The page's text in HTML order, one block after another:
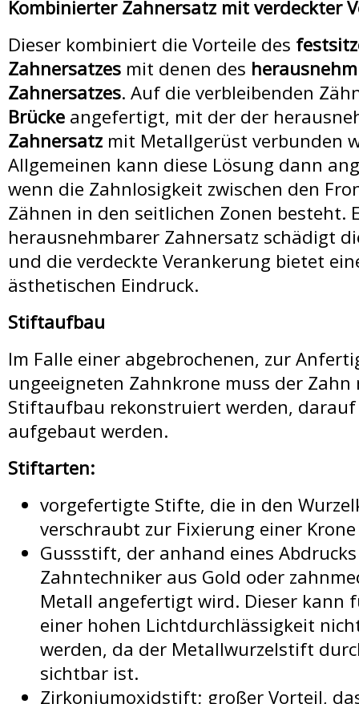
Kombinierter Zahnersatz mit verdeckter
Dieser kombiniert die Vorteile des
Zahnersatzes mit denen des
Zahnersatzes. Auf die verbleibenden
Brücke angefertigt, mit der der
Zahnersatz mit Metallgerüst verbunden
Allgemeinen kann diese Lösung dann
wenn die Zahnlosigkeit zwischen den
Zähnen in den seitlichen Zonen besteht.
herausnehmbarer Zahnersatz schädigt
und die verdeckte Verankerung bietet
ästhetischen Eindruck.
Stiftaufbau
Im Falle einer abgebrochenen, zur
ungeeigneten Zahnkrone muss der Zahn
Stiftaufbau rekonstruiert werden,
aufgebaut werden.
Stiftarten:
vorgefertigte Stifte, die in den
verschraubt zur Fixierung einer
Gussstift, der anhand eines
Zahntechniker aus Gold oder
Metall angefertigt wird. Dieser kann
einer hohen Lichtdurchlässigkeit
werden, da der Metallwurzelstift
sichtbar ist.
Zirkoniumoxidstift; großer Vorteil,